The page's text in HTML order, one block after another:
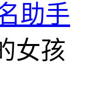
助手
女孩